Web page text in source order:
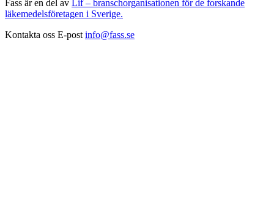
Fass är en del av Lif – branschorganisationen för de forskande
läkemedelsföretagen i Sverige.
Kontakta oss E-post info@fass.se